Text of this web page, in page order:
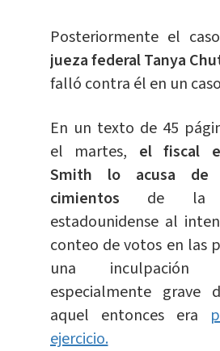
Posteriormente el caso
jueza federal Tanya
falló contra él en un
En un texto de 45
el martes, el fiscal
Smith lo acusa de
cimientos de la
estadounidense al
conteo de votos en las
una
especialmente grave
aquel entonces era
ejercicio.